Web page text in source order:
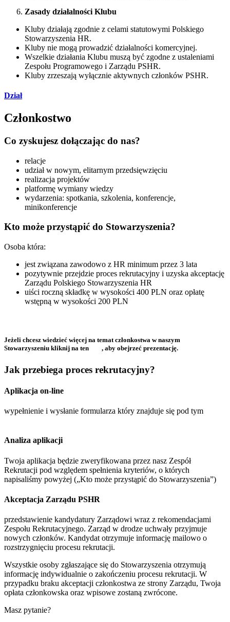
Zasady działalności Klubu
Kluby działają zgodnie z celami statutowymi Polskiego
Stowarzyszenia HR.
Kluby nie mogą prowadzić działalności komercyjnej.
Wszelkie działania Klubu muszą być zgodne z ustaleniami
Zespołu Programowego i Zarządu PSHR.
Kluby zrzeszają wyłącznie aktywnych członków PSHR.
Dział
Członkostwo
Co zyskujesz dołączając do nas?
relacje
udział w nowym, elitarnym przedsięwzięciu
realizacja projektów
platformę wymiany wiedzy
wydarzenia: spotkania, szkolenia, konferencje,
minikonferencje
Kto może przystąpić do Stowarzyszenia?
Osoba która:
jest związana zawodowo z HR minimum przez 3 lata
pozytywnie przejdzie proces rekrutacyjny i uzyska akceptację
Zarządu Polskiego Stowarzyszenia HR
uiści roczną składkę w wysokości 400 PLN oraz opłatę
wstępną w wysokości 200 PLN
Jeżeli chcesz wiedzieć więcej na temat członkostwa w naszym
Stowarzyszeniu kliknij na ten
, aby obejrzeć prezentację.
Jak przebiega proces rekrutacyjny?
Aplikacja on-line
wypełnienie i wysłanie formularza który znajduje się pod tym
Analiza aplikacji
Twoja aplikacja będzie zweryfikowana przez nasz Zespół
Rekrutacji pod względem spełnienia kryteriów, o których
napisaliśmy powyżej („Kto może przystąpić do Stowarzyszenia”)
Akceptacja Zarządu PSHR
przedstawienie kandydatury Zarządowi wraz z rekomendacjami
Zespołu Rekrutacyjnego. Zarząd w drodze uchwały przyjmuje
nowych członków. Kandydat otrzymuje informację mailowo o
rozstrzygnięciu procesu rekrutacji.
Wszystkie osoby zgłaszające się do Stowarzyszenia otrzymują
informację indywidualnie o zakończeniu procesu rekrutacji. W
przypadku braku akceptacji członkostwa ze strony Zarządu, Twoja
opłata członkowska oraz wpisowe zostaną zwrócone.
Masz pytanie?